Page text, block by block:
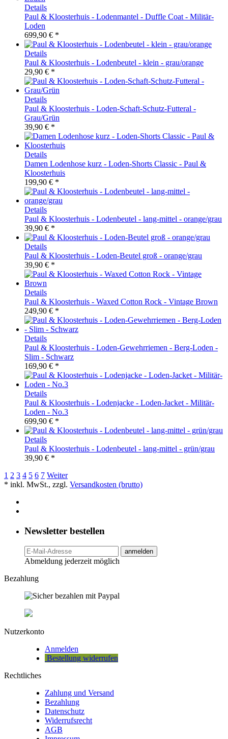
Details
Paul & Kloosterhuis - Lodenmantel - Duffle Coat - Militär-
Loden
699,90 € *
Details
Paul & Kloosterhuis - Lodenbeutel - klein - grau/orange
29,90 € *
Details
Paul & Kloosterhuis - Loden-Schaft-Schutz-Futteral -
Grau/Grün
39,90 € *
Details
Damen Lodenhose kurz - Loden-Shorts Classic - Paul &
Kloosterhuis
199,90 € *
Details
Paul & Kloosterhuis - Lodenbeutel - lang-mittel - orange/grau
39,90 € *
Details
Paul & Kloosterhuis - Loden-Beutel groß - orange/grau
39,90 € *
Details
Paul & Kloosterhuis - Waxed Cotton Rock - Vintage Brown
249,90 € *
Details
Paul & Kloosterhuis - Loden-Gewehrriemen - Berg-Loden -
Slim - Schwarz
169,90 € *
Details
Paul & Kloosterhuis - Lodenjacke - Loden-Jacket - Militär-
Loden - No.3
699,90 € *
Details
Paul & Kloosterhuis - Lodenbeutel - lang-mittel - grün/grau
39,90 € *
1 2 3 4 5 6 7 Weiter
* inkl. MwSt., zzgl. Versandkosten (brutto)
Newsletter bestellen
anmelden
Abmeldung jederzeit möglich
Bezahlung
Nutzerkonto
Anmelden
Bestellung widerrufen
Rechtliches
Zahlung und Versand
Bezahlung
Datenschutz
Widerrufsrecht
AGB